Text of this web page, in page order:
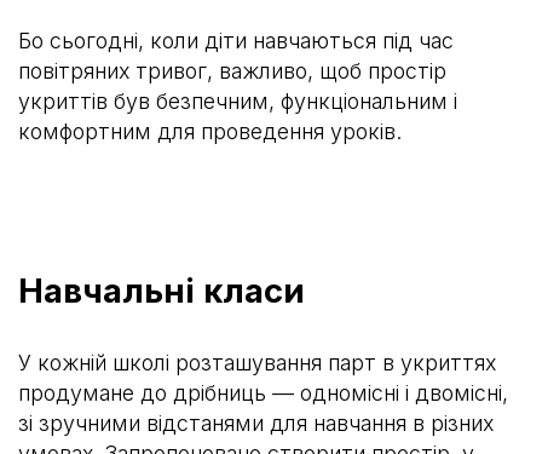
Бо сьогодні, коли діти навчаються під час
повітряних тривог, важливо, щоб простір
укриттів був безпечним, функціональним і
комфортним для проведення уроків.
Навчальні класи
У кожній школі розташування парт в укриттях
продумане до дрібниць — одномісні і двомісні,
зі зручними відстанями для навчання в різних